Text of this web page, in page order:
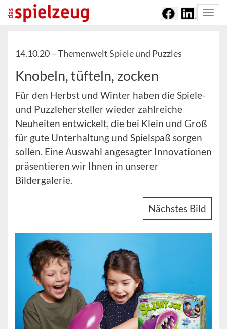
14.10.20 –Themenwelt Spiele und Puzzles
Knobeln, tüfteln, zocken
Für den Herbst und Winter haben die Spiele-
und Puzzlehersteller wieder zahlreiche
Neuheiten entwickelt, die bei Klein und Groß
für gute Unterhaltung und Spielspaß sorgen
sollen. Eine Auswahl angesagter Innovationen
präsentieren wir Ihnen in unserer
Bildergalerie.
Nächstes Bild